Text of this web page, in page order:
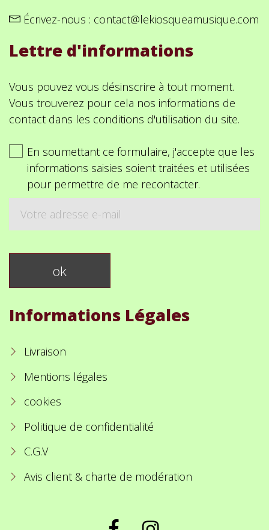
Écrivez-nous : contact@lekiosqueamusique.com
Lettre d'informations
Vous pouvez vous désinscrire à tout moment.
Vous trouverez pour cela nos informations de
contact dans les conditions d'utilisation du site.
En soumettant ce formulaire, j'accepte que les
informations saisies soient traitées et utilisées
pour permettre de me recontacter.
Informations Légales
Livraison
Mentions légales
cookies
Politique de confidentialité
C.G.V
Avis client & charte de modération